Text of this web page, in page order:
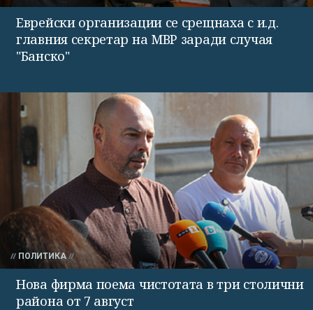
Еврейски организации се срещнаха с и.д.
главния секретар на МВР заради случая
"Банско"
ПОЛИТИКА
Нова фирма поема чистотата в три столични
района от 7 август